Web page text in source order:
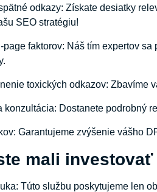
odkazy: Získate desiatky
SEO stratégiu!
page faktorov: Náš tím expertov
toxických odkazov: Zbavíme
konzultácia: Dostanete podrobný
Garantujeme zvýšenie vášho
mali investovať
Túto službu poskytujeme len